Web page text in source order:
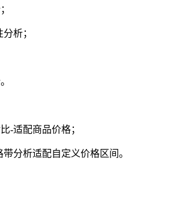
析；
-适配商品价格；
分析适配自定义价格区间。